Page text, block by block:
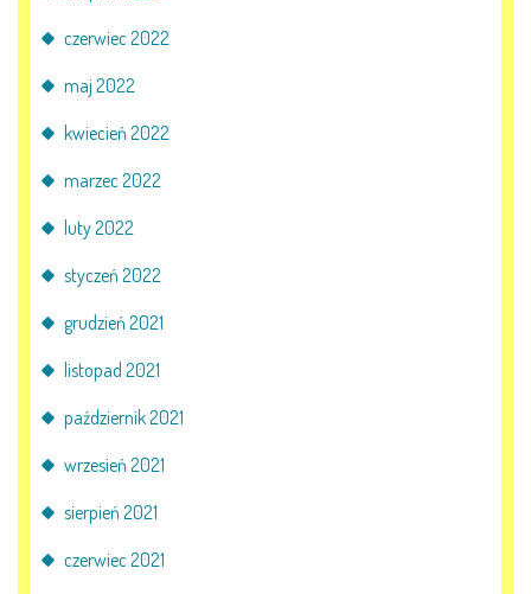
czerwiec 2022
maj 2022
kwiecień 2022
marzec 2022
luty 2022
styczeń 2022
grudzień 2021
listopad 2021
październik 2021
wrzesień 2021
sierpień 2021
czerwiec 2021